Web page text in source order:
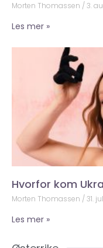
Morten Thomassen 3.
Les mer »
Hvorfor kom
Morten Thomassen 31.
Les mer »